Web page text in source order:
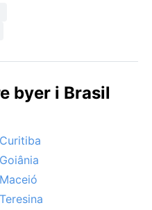
å besøke João Pessoa
er på sitt laveste
byen ligger utenfor
og en behagelig bris fra
praktisk talt aldri, og
perfekt for bading
byer i Brasil
Curitiba
Goiânia
Maceió
Teresina